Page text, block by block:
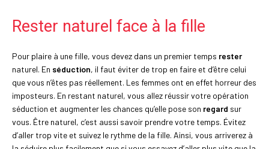
Rester naturel face à la fille
Pour plaire à une fille, vous devez dans un premier temps rester
naturel. En séduction, il faut éviter de trop en faire et d’être celui
que vous n’êtes pas réellement. Les femmes ont en effet horreur des
imposteurs. En restant naturel, vous allez réussir votre opération
séduction et augmenter les chances qu’elle pose son regard sur
vous. Être naturel, c’est aussi savoir prendre votre temps. Évitez
d’aller trop vite et suivez le rythme de la fille. Ainsi, vous arriverez à